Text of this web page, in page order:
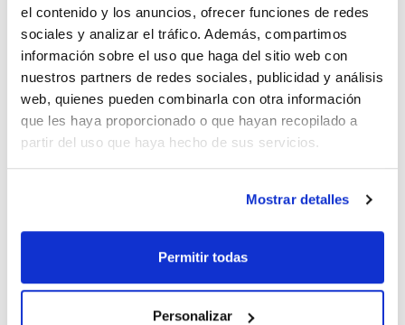
el contenido y los anuncios, ofrecer funciones de redes
sociales y analizar el tráfico. Además, compartimos
información sobre el uso que haga del sitio web con
nuestros partners de redes sociales, publicidad y análisis
web, quienes pueden combinarla con otra información
que les haya proporcionado o que hayan recopilado a
partir del uso que haya hecho de sus servicios.
Mostrar detalles
Permitir todas
Personalizar
Documentación técnica
TDS / Ficha técnica
Regístrate para
descargas
COA
Regístrate para
descargas
SDS/ Hoja de seguridad
Los productos marcados con esta imagen son
listos para una entrega inmediata.